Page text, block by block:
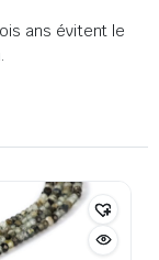
ans évitent le